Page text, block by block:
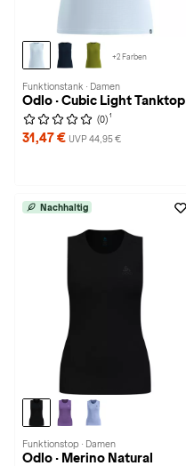
+2 Farben
Funktionstank · Damen
Odlo · Cubic Light Tanktop
(0) 1
31,47 € UVP 44,95 €
Nachhaltig
Funktionstop · Damen
Odlo · Merino Natural